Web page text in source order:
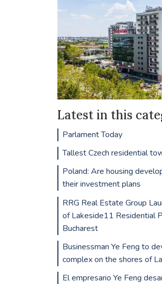
Latest in this
Parlament Today
Tallest Czech residential
Poland: Are housing
their investment plans
RRG Real Estate Group
of Lakeside11 Residential
Bucharest
Businessman Ye Feng to
complex on the shores of
El empresario Ye Feng